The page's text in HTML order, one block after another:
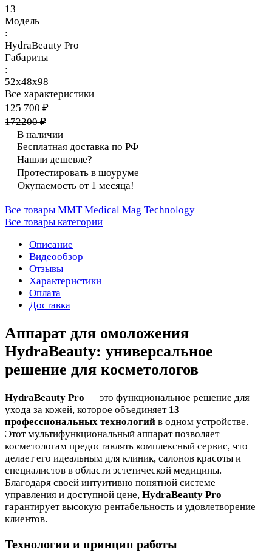
13
Модель
:
HydraBeauty Pro
Габариты
:
52х48х98
Все характеристики
125 700 ₽
172200 ₽
В наличии
Бесплатная доставка по РФ
Нашли дешевле?
Протестировать в шоуруме
Окупаемость от 1 месяца!
Все товары MMT Medical Mag Technology
Все товары категории
Описание
Видеообзор
Отзывы
Характеристики
Оплата
Доставка
Аппарат для омоложения
HydraBeauty: универсальное
решение для косметологов
HydraBeauty Pro — это функциональное решение для
ухода за кожей, которое объединяет 13
профессиональных технологий в одном устройстве.
Этот мультифункциональный аппарат позволяет
косметологам предоставлять комплексный сервис, что
делает его идеальным для клиник, салонов красоты и
специалистов в области эстетической медицины.
Благодаря своей интуитивно понятной системе
управления и доступной цене, HydraBeauty Pro
гарантирует высокую рентабельность и удовлетворение
клиентов.
Технологии и принцип работы